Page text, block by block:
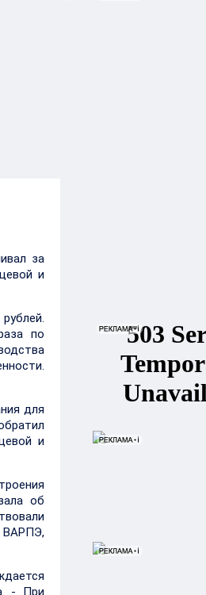
за
и
по
для
и
об
ВАРПЭ,
- При